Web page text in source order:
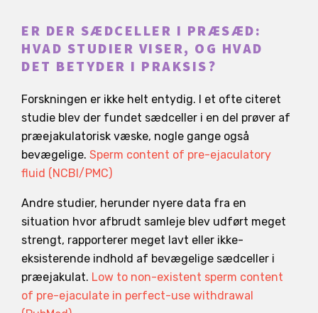
ER DER SÆDCELLER I PRÆSÆD:
HVAD STUDIER VISER, OG HVAD
DET BETYDER I PRAKSIS?
Forskningen er ikke helt entydig. I et ofte citeret
studie blev der fundet sædceller i en del prøver af
præejakulatorisk væske, nogle gange også
bevægelige. Sperm content of pre-ejaculatory
fluid (NCBI/PMC)
Andre studier, herunder nyere data fra en
situation hvor afbrudt samleje blev udført meget
strengt, rapporterer meget lavt eller ikke-
eksisterende indhold af bevægelige sædceller i
præejakulat. Low to non-existent sperm content
of pre-ejaculate in perfect-use withdrawal